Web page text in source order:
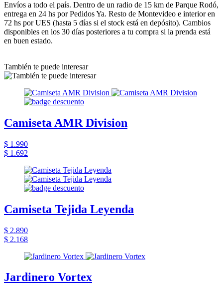
Envíos a todo el país. Dentro de un radio de 15 km de Parque Rodó,
entrega en 24 hs por Pedidos Ya. Resto de Montevideo e interior en
72 hs por UES (hasta 5 días si el stock está en depósito). Cambios
disponibles en los 30 días posteriores a tu compra si la prenda está
en buen estado.
También te puede interesar
Camiseta AMR Division
$ 1.990
$ 1.692
Camiseta Tejida Leyenda
$ 2.890
$ 2.168
Jardinero Vortex